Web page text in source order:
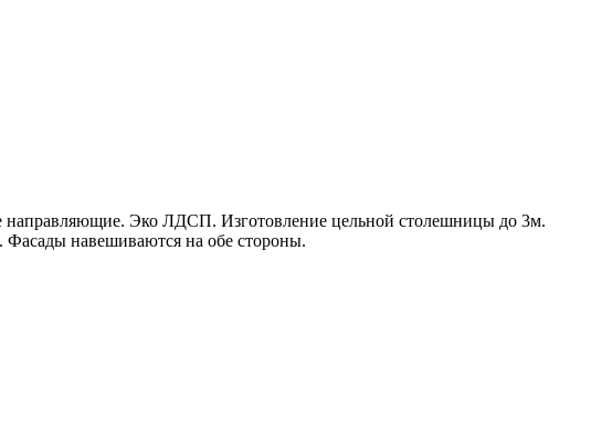
направляющие. Эко ЛДСП. Изготовление цельной столешницы до 3м.
навешиваются на обе стороны.